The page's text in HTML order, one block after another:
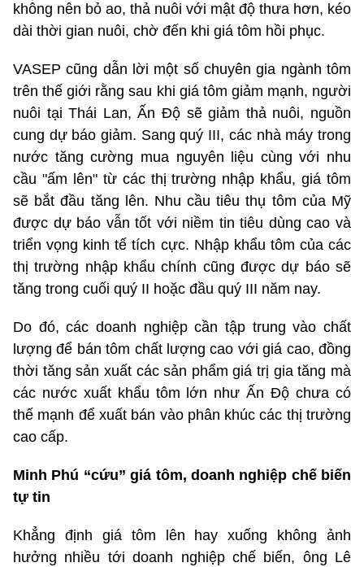
không nên bỏ ao, thả nuôi với mật độ thưa hơn, kéo
dài thời gian nuôi, chờ đến khi giá tôm hồi phục.
VASEP cũng dẫn lời một số chuyên gia ngành tôm
trên thế giới rằng sau khi giá tôm giảm mạnh, người
nuôi tại Thái Lan, Ấn Độ sẽ giảm thả nuôi, nguồn
cung dự báo giảm. Sang quý III, các nhà máy trong
nước tăng cường mua nguyên liệu cùng với nhu
cầu "ấm lên" từ các thị trường nhập khẩu, giá tôm
sẽ bắt đầu tăng lên. Nhu cầu tiêu thụ tôm của Mỹ
được dự báo vẫn tốt với niềm tin tiêu dùng cao và
triển vọng kinh tế tích cực. Nhập khẩu tôm của các
thị trường nhập khẩu chính cũng được dự báo sẽ
tăng trong cuối quý II hoặc đầu quý III năm nay.
Do đó, các doanh nghiệp cần tập trung vào chất
lượng để bán tôm chất lượng cao với giá cao, đồng
thời tăng sản xuất các sản phẩm giá trị gia tăng mà
các nước xuất khẩu tôm lớn như Ấn Độ chưa có
thế mạnh để xuất bán vào phân khúc các thị trường
cao cấp.
Minh Phú “cứu” giá tôm, doanh nghiệp chế biến
tự tin
Khẳng định giá tôm lên hay xuống không ảnh
hưởng nhiều tới doanh nghiệp chế biến, ông Lê